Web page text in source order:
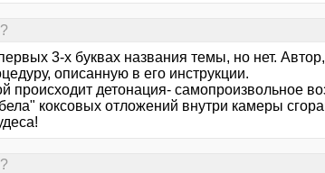
3-х буквах названия темы, но нет.
описанную в его инструкции.
происходит детонация- самопроизвольное
коксовых отложений внутри камеры